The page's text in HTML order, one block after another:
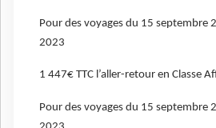
Pour des voyages du 15 septembre
2023
1 447€ TTC l’aller-retour en Classe
Pour des voyages du 15 septembre